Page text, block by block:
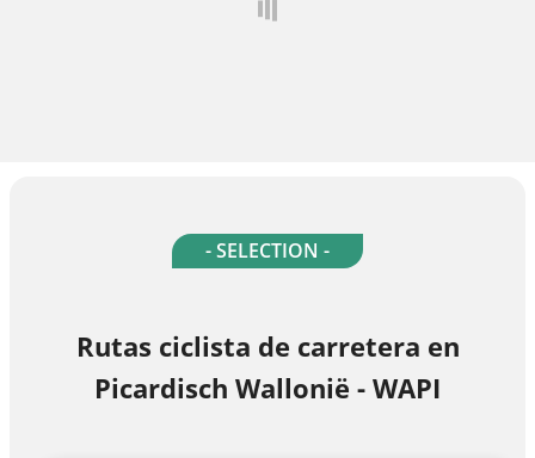
- SELECTION -
Rutas ciclista de carretera en
Picardisch Wallonië - WAPI